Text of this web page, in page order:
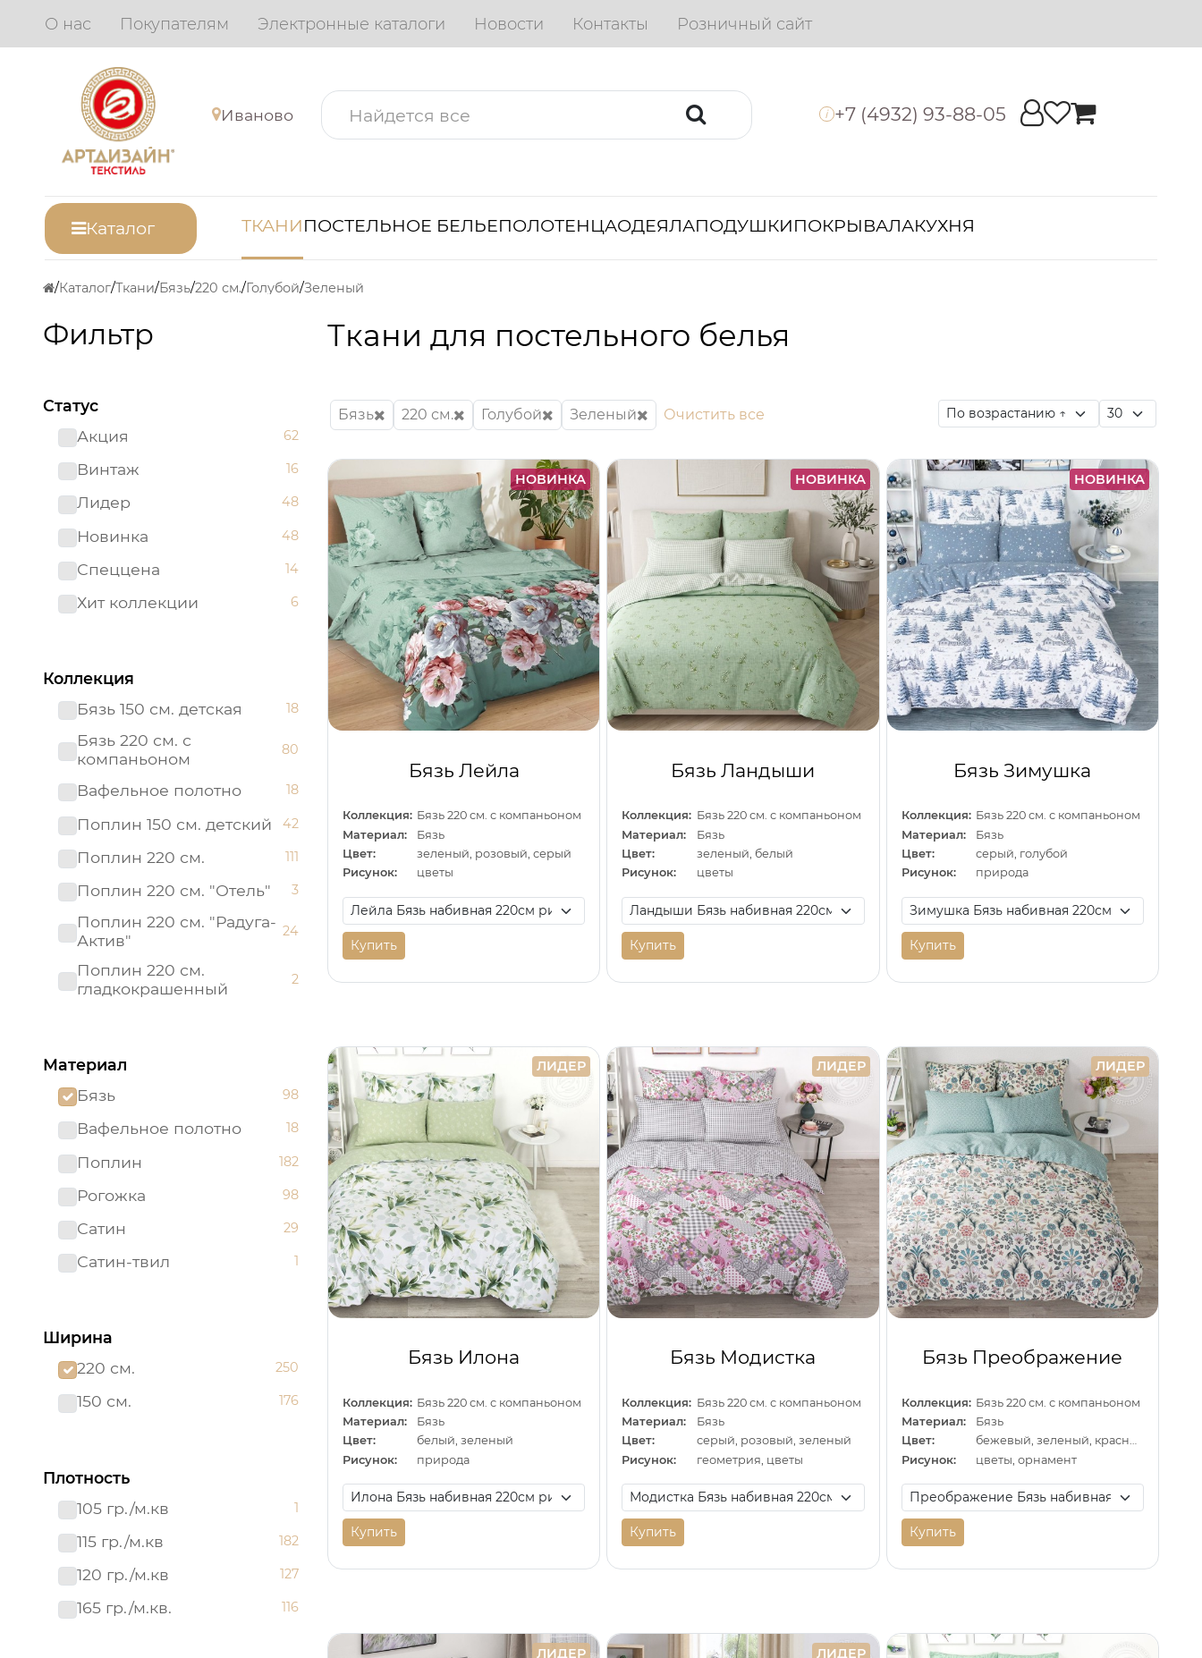
О нас Покупателям Электронные каталоги Новости Контакты Розничный сайт
Иваново i +7 (4932) 93-88-05
Каталог ТКАНИПОСТЕЛЬНОЕ БЕЛЬЕПОЛОТЕНЦАОДЕЯЛАПОДУШКИПОКРЫВАЛАКУХНЯ
Каталог Ткани Бязь 220 см. Голубой Зеленый
Фильтр
Статус
Акция
62
Винтаж 16
Лидер 48
Новинка 48
Спеццена 14
Хит коллекции 6
Коллекция
Бязь 150 см. детская
18
Бязь 220 см. с
компаньоном
80
Вафельное полотно 18
Поплин 150 см. детский 42
Поплин 220 см. 111
Поплин 220 см. "Отель" 3
Поплин 220 см. "Радуга-
Актив"
24
Поплин 220 см.
гладкокрашенный
2
Рогожка 150 см.
Сатин 220 см 19
Сатин 220 см.
гладкокрашенный
9
Сатин-твил 220 см 1
Материал
Бязь
98
Вафельное полотно 18
Поплин 182
Рогожка 98
Сатин 29
Сатин-твил 1
Ширина
220 см.
250
150 см. 176
Плотность
105 гр./м.кв
1
115 гр./м.кв 182
120 гр./м.кв 127
165 гр./м.кв. 116
Ткани для постельного белья
Бязь 220 см. Голубой Зеленый Очистить все
НОВИНКА
Бязь Лейла
Коллекция: Бязь 220 см. с компаньоном
Материал:
Бязь
Цвет:
зеленый, розовый, серый
Рисунок:
цветы
Купить
НОВИНКА
Бязь Ландыши
Коллекция: Бязь 220 см. с компаньоном
Материал:
Бязь
Цвет:
зеленый, белый
Рисунок:
цветы
Купить
НОВИНКА
Бязь Зимушка
Коллекция: Бязь 220 см. с компаньоном
Материал:
Бязь
Цвет:
серый, голубой
Рисунок:
природа
Купить
ЛИДЕР
Бязь Илона
Коллекция: Бязь 220 см. с компаньоном
Материал:
Бязь
Цвет:
белый, зеленый
Рисунок:
природа
Купить
ЛИДЕР
Бязь Модистка
Коллекция: Бязь 220 см. с компаньоном
Материал:
Бязь
Цвет:
серый, розовый, зеленый
Рисунок:
геометрия, цветы
Купить
ЛИДЕР
Бязь Преображение
Коллекция: Бязь 220 см. с компаньоном
Материал:
Бязь
Цвет:
бежевый, зеленый, красный
Рисунок:
цветы, орнамент
Купить
ЛИДЕР ЛИДЕР